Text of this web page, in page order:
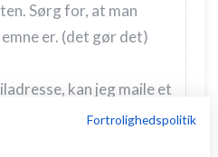
Sørg for, at man
er. (det gør det)
kan jeg maile et
til dig, så kan du
er. Jeg vil helst ikke
Fortrolighedspolitik